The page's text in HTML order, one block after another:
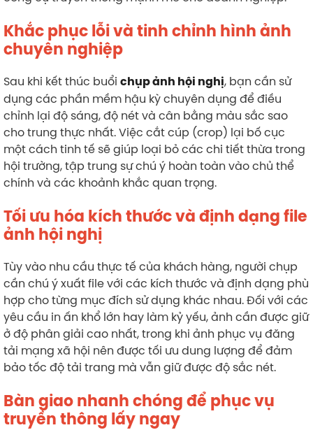
Khắc phục lỗi và tinh chỉnh hình ảnh
chuyên nghiệp
Sau khi kết thúc buổi chụp ảnh hội nghị, bạn cần sử
dụng các phần mềm hậu kỳ chuyên dụng để điều
chỉnh lại độ sáng, độ nét và cân bằng màu sắc sao
cho trung thực nhất. Việc cắt cúp (crop) lại bố cục
một cách tinh tế sẽ giúp loại bỏ các chi tiết thừa trong
hội trường, tập trung sự chú ý hoàn toàn vào chủ thể
chính và các khoảnh khắc quan trọng.
Tối ưu hóa kích thước và định dạng file
ảnh hội nghị
Tùy vào nhu cầu thực tế của khách hàng, người chụp
cần chú ý xuất file với các kích thước và định dạng phù
hợp cho từng mục đích sử dụng khác nhau. Đối với các
yêu cầu in ấn khổ lớn hay làm kỷ yếu, ảnh cần được giữ
ở độ phân giải cao nhất, trong khi ảnh phục vụ đăng
tải mạng xã hội nên được tối ưu dung lượng để đảm
bảo tốc độ tải trang mà vẫn giữ được độ sắc nét.
Bàn giao nhanh chóng để phục vụ
truyền thông lấy ngay